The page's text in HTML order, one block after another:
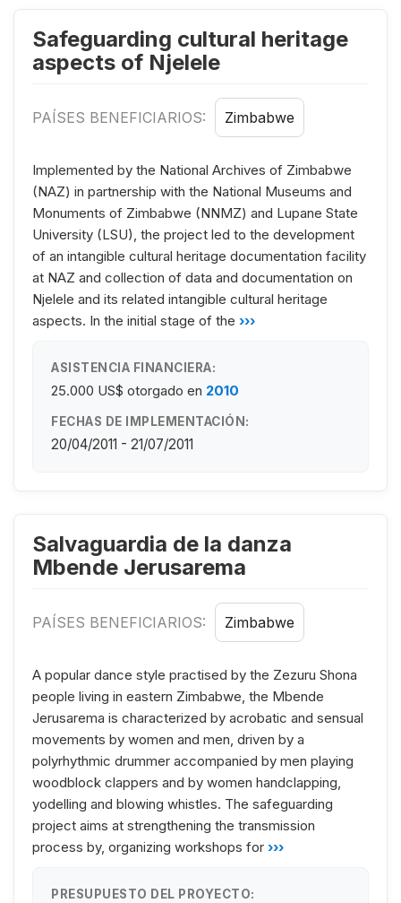
Safeguarding cultural heritage
aspects of Njelele
PAÍSES BENEFICIARIOS: Zimbabwe
Implemented by the National Archives of Zimbabwe
(NAZ) in partnership with the National Museums and
Monuments of Zimbabwe (NNMZ) and Lupane State
University (LSU), the project led to the development
of an intangible cultural heritage documentation facility
at NAZ and collection of data and documentation on
Njelele and its related intangible cultural heritage
aspects. In the initial stage of the ›››
ASISTENCIA FINANCIERA:
25.000 US$ otorgado en 2010
FECHAS DE IMPLEMENTACIÓN:
20/04/2011 - 21/07/2011
Salvaguardia de la danza
Mbende Jerusarema
PAÍSES BENEFICIARIOS: Zimbabwe
A popular dance style practised by the Zezuru Shona
people living in eastern Zimbabwe, the Mbende
Jerusarema is characterized by acrobatic and sensual
movements by women and men, driven by a
polyrhythmic drummer accompanied by men playing
woodblock clappers and by women handclapping,
yodelling and blowing whistles. The safeguarding
project aims at strengthening the transmission
process by, organizing workshops for ›››
PRESUPUESTO DEL PROYECTO: